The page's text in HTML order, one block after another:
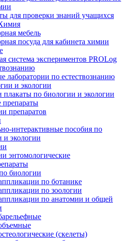
для проверки знаний учащихся
мебель
посуда для кабинета химии
система экспериментов PROLog
лаборатории по естествознанию
и экологии
по биологии и экологии
препаратов
интерактивные пособия по
и экологии
энтомологические
биологии
по ботанике
по зоологии
по анатомии и общей
(скелеты)